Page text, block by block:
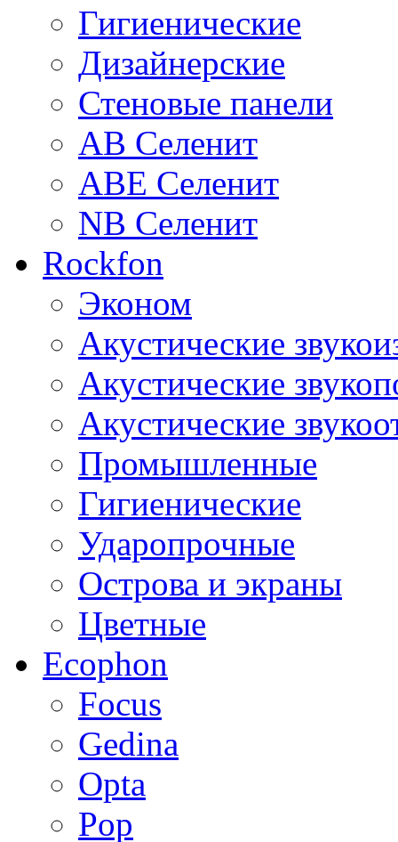
Гигиенические
Дизайнерские
Стеновые панели
AB Селенит
ABE Селенит
NB Селенит
Rockfon
Эконом
Акустические
Акустические
Акустические
Промышленные
Гигиенические
Ударопрочные
Острова и экраны
Цветные
Ecophon
Focus
Gedina
Opta
Pop